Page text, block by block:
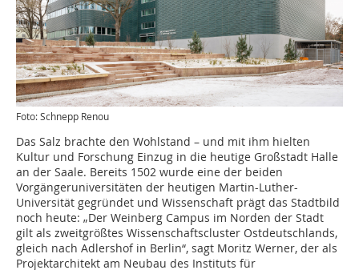
Foto: Schnepp Renou
Das Salz brachte den Wohlstand – und mit ihm hielten
Kultur und Forschung Einzug in die heutige Großstadt Halle
an der Saale. Bereits 1502 wurde eine der beiden
Vorgängeruniversitäten der heutigen Martin-Luther-
Universität gegründet und Wissenschaft prägt das Stadtbild
noch heute: „Der Weinberg Campus im Norden der Stadt
gilt als zweitgrößtes Wissenschaftscluster Ostdeutschlands,
gleich nach Adlershof in Berlin“, sagt Moritz Werner, der als
Projektarchitekt am Neubau des Instituts für